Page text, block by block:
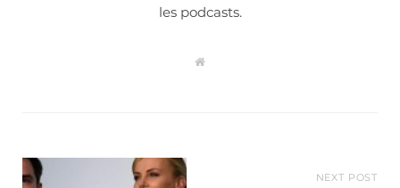
les podcasts.
W
NEXT POST